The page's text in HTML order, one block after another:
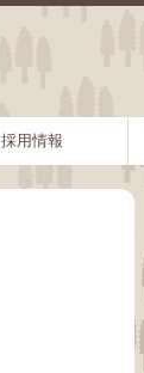
採用情報